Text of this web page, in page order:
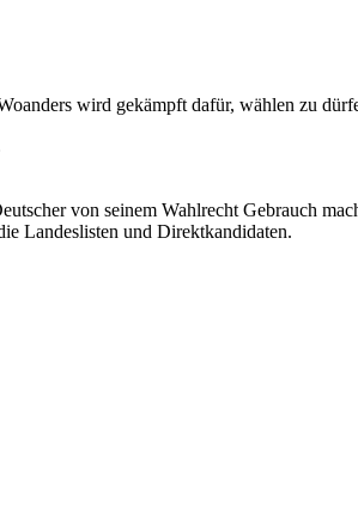
wird gekämpft dafür, wählen zu
von seinem Wahlrecht Gebrauch
Landeslisten und Direktkandidaten.